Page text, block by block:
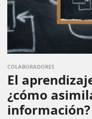
COLABORADORES
El
¿cómo
información?